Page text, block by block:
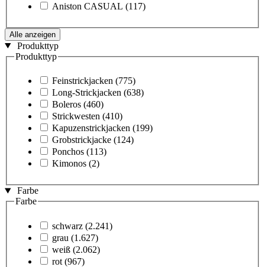
Aniston CASUAL (117)
Alle anzeigen
Produkttyp
Produkttyp
Feinstrickjacken (775)
Long-Strickjacken (638)
Boleros (460)
Strickwesten (410)
Kapuzenstrickjacken (199)
Grobstrickjacke (124)
Ponchos (113)
Kimonos (2)
Farbe
Farbe
schwarz (2.241)
grau (1.627)
weiß (2.062)
rot (967)